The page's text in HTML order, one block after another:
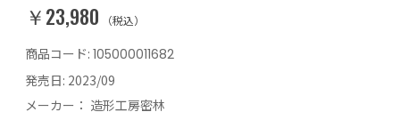
￥23,980 （税込）
商品コード: 105000011682
発売日: 2023/09
メーカー： 造形工房密林